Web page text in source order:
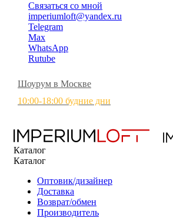
Связаться со мной
imperiumloft@yandex.ru
Telegram
Max
WhatsApp
Rutube
Шоурум в Москве
10:00-18:00 будние дни
Каталог
Каталог
Оптовик/дизайнер
Доставка
Возврат/обмен
Производитель